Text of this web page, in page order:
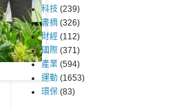
科技 (239)
書摘 (326)
財經 (112)
國際 (371)
產業 (594)
運動 (1653)
環保 (83)